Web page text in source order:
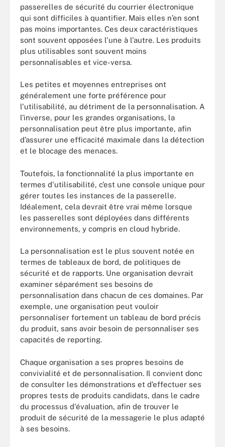
passerelles de sécurité du courrier électronique
qui sont difficiles à quantifier. Mais elles n’en sont
pas moins importantes. Ces deux caractéristiques
sont souvent opposées l'une à l'autre. Les produits
plus utilisables sont souvent moins
personnalisables et vice-versa.
Les petites et moyennes entreprises ont
généralement une forte préférence pour
l'utilisabilité, au détriment de la personnalisation. A
l’inverse, pour les grandes organisations, la
personnalisation peut être plus importante, afin
d’assurer une efficacité maximale dans la détection
et le blocage des menaces.
Toutefois, la fonctionnalité la plus importante en
termes d'utilisabilité, c’est une console unique pour
gérer toutes les instances de la passerelle.
Idéalement, cela devrait être vrai même lorsque
les passerelles sont déployées dans différents
environnements, y compris en cloud hybride.
La personnalisation est le plus souvent notée en
termes de tableaux de bord, de politiques de
sécurité et de rapports. Une organisation devrait
examiner séparément ses besoins de
personnalisation dans chacun de ces domaines. Par
exemple, une organisation peut vouloir
personnaliser fortement un tableau de bord précis
du produit, sans avoir besoin de personnaliser ses
capacités de reporting.
Chaque organisation a ses propres besoins de
convivialité et de personnalisation. Il convient donc
de consulter les démonstrations et d’effectuer ses
propres tests de produits candidats, dans le cadre
du processus d'évaluation, afin de trouver le
produit de sécurité de la messagerie le plus adapté
à ses besoins.